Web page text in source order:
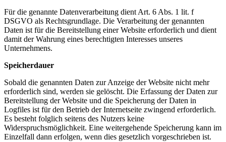
Für die genannte Datenverarbeitung dient Art. 6 Abs. 1 lit. f
DSGVO als Rechtsgrundlage. Die Verarbeitung der genannten
Daten ist für die Bereitstellung einer Website erforderlich und dient
damit der Wahrung eines berechtigten Interesses unseres
Unternehmens.
Speicherdauer
Sobald die genannten Daten zur Anzeige der Website nicht mehr
erforderlich sind, werden sie gelöscht. Die Erfassung der Daten zur
Bereitstellung der Website und die Speicherung der Daten in
Logfiles ist für den Betrieb der Internetseite zwingend erforderlich.
Es besteht folglich seitens des Nutzers keine
Widerspruchsmöglichkeit. Eine weitergehende Speicherung kann im
Einzelfall dann erfolgen, wenn dies gesetzlich vorgeschrieben ist.